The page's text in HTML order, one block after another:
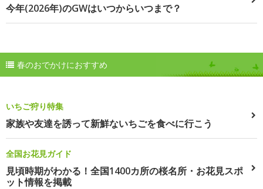
今年(2026年)のGWはいつからいつまで？
春のおでかけにおすすめ
いちご狩り特集
家族や友達を誘って新鮮ないちごを食べに行こう
全国お花見ガイド
見頃時期がわかる！全国1400カ所の桜名所・お花見スポ
ット情報を掲載